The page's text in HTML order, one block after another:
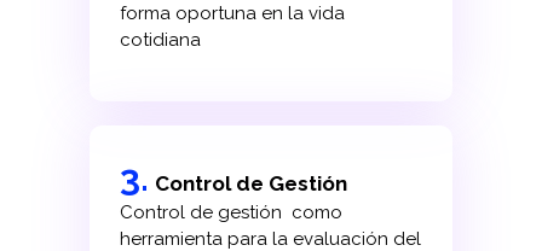
forma oportuna en la vida
cotidiana
3. Control de Gestión
Control de gestión como
herramienta para la evaluación del